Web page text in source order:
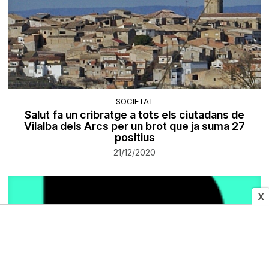
X
SOCIETAT
Salut fa un cribratge a tots els ciutadans de
Vilalba dels Arcs per un brot que ja suma 27
positius
21/12/2020